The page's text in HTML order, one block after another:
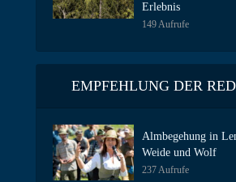
Erlebnis
149 Aufrufe
EMPFEHLUNG DER
Almbegehung in
Weide und Wolf
237 Aufrufe